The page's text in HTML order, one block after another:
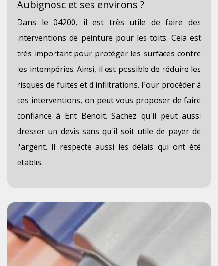
Aubignosc et ses environs ?
Dans le 04200, il est très utile de faire des
interventions de peinture pour les toits. Cela est
très important pour protéger les surfaces contre
les intempéries. Ainsi, il est possible de réduire les
risques de fuites et d'infiltrations. Pour procéder à
ces interventions, on peut vous proposer de faire
confiance à Ent Benoit. Sachez qu'il peut aussi
dresser un devis sans qu'il soit utile de payer de
l'argent. Il respecte aussi les délais qui ont été
établis.